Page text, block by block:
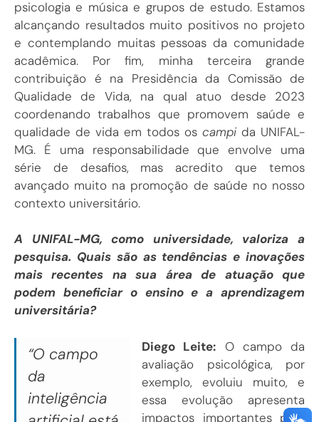
psicologia e música e grupos de estudo. Estamos
alcançando resultados muito positivos no projeto
e contemplando muitas pessoas da comunidade
acadêmica. Por fim, minha terceira grande
contribuição é na Presidência da Comissão de
Qualidade de Vida, na qual atuo desde 2023
coordenando trabalhos que promovem saúde e
qualidade de vida em todos os campi da UNIFAL-
MG. É uma responsabilidade que envolve uma
série de desafios, mas acredito que temos
avançado muito na promoção de saúde no nosso
contexto universitário.
A UNIFAL-MG, como universidade, valoriza a
pesquisa. Quais são as tendências e inovações
mais recentes na sua área de atuação que
podem beneficiar o ensino e a aprendizagem
universitária?
“O campo
da
inteligência
Diego Leite: O campo da
avaliação psicológica, por
exemplo, evoluiu muito, e
essa evolução apresenta
impactos importantes para